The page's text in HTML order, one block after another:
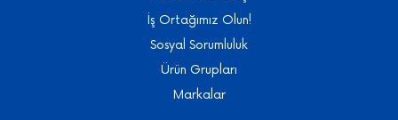
İş Ortağımız Olun!
Sosyal Sorumluluk
Ürün Grupları
Markalar